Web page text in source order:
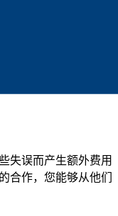
失误而产生额外费用
合作，您能够从他们